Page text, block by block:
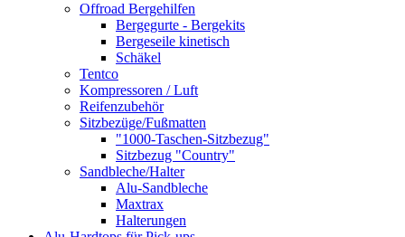
Offroad Bergehilfen
Bergegurte - Bergekits
Bergeseile kinetisch
Schäkel
Tentco
Kompressoren / Luft
Reifenzubehör
Sitzbezüge/Fußmatten
"1000-Taschen-Sitzbezug"
Sitzbezug "Country"
Sandbleche/Halter
Alu-Sandbleche
Maxtrax
Halterungen